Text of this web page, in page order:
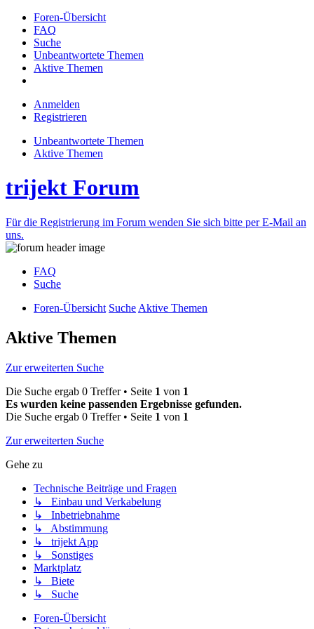
Foren-Übersicht
FAQ
Suche
Unbeantwortete Themen
Aktive Themen
Anmelden
Registrieren
Unbeantwortete Themen
Aktive Themen
trijekt Forum
Für die Registrierung im Forum wenden Sie sich bitte per E-Mail an
uns.
FAQ
Suche
Foren-Übersicht Suche Aktive Themen
Aktive Themen
Zur erweiterten Suche
Die Suche ergab 0 Treffer • Seite 1 von 1
Es wurden keine passenden Ergebnisse gefunden.
Die Suche ergab 0 Treffer • Seite 1 von 1
Zur erweiterten Suche
Gehe zu
Technische Beiträge und Fragen
↳ Einbau und Verkabelung
↳ Inbetriebnahme
↳ Abstimmung
↳ trijekt App
↳ Sonstiges
Marktplatz
↳ Biete
↳ Suche
Foren-Übersicht